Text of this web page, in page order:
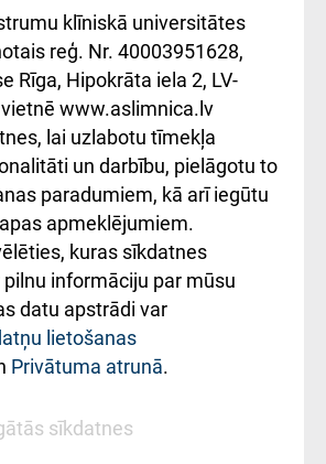
Підтримка Східної
лікарні та співпраця з
Україною
klīniskā universitātes
reģ. Nr. 40003951628,
Rīga, Hipokrāta iela 2, LV-
www.aslimnica.lv
lai uzlabotu tīmekļa
un darbību, pielāgotu to
paradumiem, kā arī iegūtu
apmeklējumiem.
kuras sīkdatnes
informāciju par mūsu
datu apstrādi var
lietošanas
Privātuma atrunā.
sīkdatnes